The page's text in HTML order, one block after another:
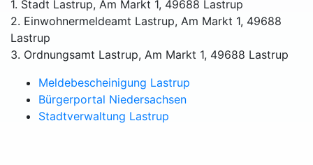
1. Stadt Lastrup, Am Markt 1, 49688 Lastrup
2. Einwohnermeldeamt Lastrup, Am Markt 1, 49688
Lastrup
3. Ordnungsamt Lastrup, Am Markt 1, 49688 Lastrup
Meldebescheinigung Lastrup
Bürgerportal Niedersachsen
Stadtverwaltung Lastrup